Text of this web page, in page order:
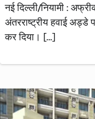
नई दिल्ली/नियामी :
अंतरराष्ट्रीय हवाई अड्डे
कर दिया। […]